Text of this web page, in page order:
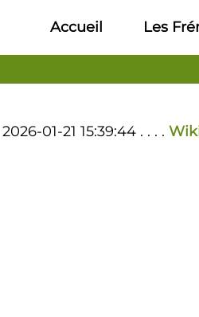
principal
Accueil Les
2026-01-21 15:39:44 . . . .